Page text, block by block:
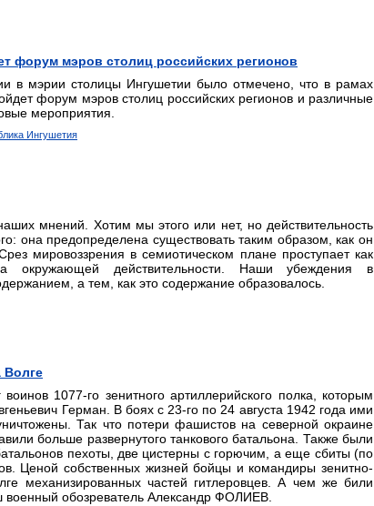
форум мэров столиц российских регионов
в мэрии столицы Ингушетии было отмечено, что в рамах
форум мэров столиц российских регионов и различные
мероприятия.
Ингушетия
мнений. Хотим мы этого или нет, но действительность
она предопределена существовать таким образом, как он
мировоззрения в семиотическом плане проступает как
окружающей действительности. Наши убеждения в
а тем, как это содержание образовалось.
Волге
1077-го зенитного артиллерийского полка, которым
Герман. В боях с 23-го по 24 августа 1942 года ими
Так что потери фашистов на северной окраине
больше развернутого танкового батальона. Также были
пехоты, две цистерны с горючим, а еще сбиты (по
Ценой собственных жизней бойцы и командиры зенитно-
механизированных частей гитлеровцев. А чем же били
военный обозреватель Александр ФОЛИЕВ.